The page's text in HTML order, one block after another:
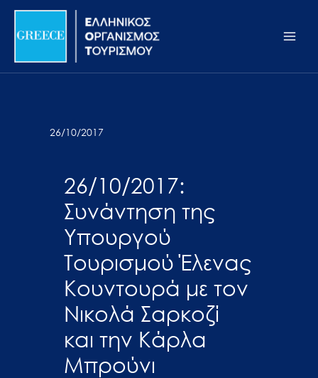
Σημείωση:
ιστότοπος
προσβασιμότητας.
Μετάβαση
περιεχόμενο
26/10/2017
26/10/2017:
Συνάντηση της
Υπουργού
Τουρισμού Έλενας
Κουντουρά με τον
Νικολά Σαρκοζί
και την Κάρλα
Μπρούνι